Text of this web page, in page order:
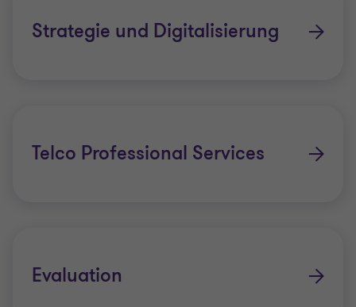
Strategie und Digitalisierung
Telco Professional Services
Evaluation